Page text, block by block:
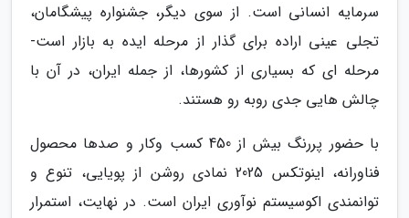
سرمایه انسانی است. از سوی دیگر، جشنواره پیشگامان،
تجلی عینی اراده برای گذار از مرحله ایده به بازار است-
مرحله ای که بسیاری از کشورها، از جمله ایران، در آن با
چالش هایی جدی روبه رو هستند.
با حضور پررنگ بیش از 450 کسب وکار و صدها محصول
فناورانه، اینوتکس 2025 نمادی روشن از پویایی، تنوع و
توانمندی اکوسیستم نوآوری ایران است. در نهایت، استمرار